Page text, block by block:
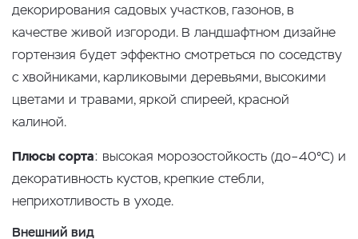
декорирования садовых участков, газонов, в
качестве живой изгороди. В ландшафтном дизайне
гортензия будет эффектно смотреться по соседству
с хвойниками, карликовыми деревьями, высокими
цветами и травами, яркой спиреей, красной
калиной.
Плюсы сорта: высокая морозостойкость (до–40°С) и
декоративность кустов, крепкие стебли,
неприхотливость в уходе.
Внешний вид